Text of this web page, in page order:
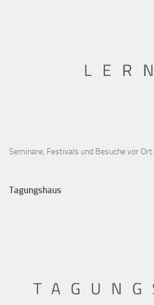
Seminare, Festivals und Besuche vor Ort.
Tagungshaus